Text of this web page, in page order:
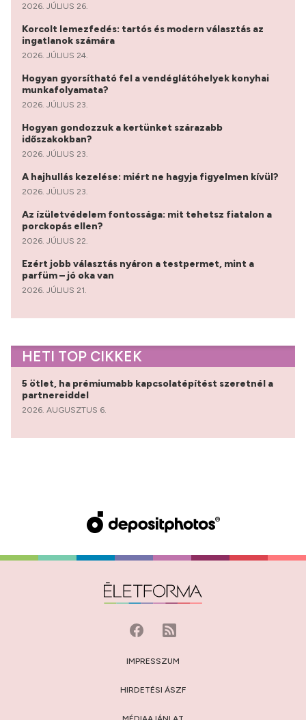
2026. JÚLIUS 26.
Korcolt lemezfedés: tartós és modern választás az
ingatlanok számára
2026. JÚLIUS 24.
Hogyan gyorsítható fel a vendéglátóhelyek konyhai
munkafolyamata?
2026. JÚLIUS 23.
Hogyan gondozzuk a kertünket szárazabb
időszakokban?
2026. JÚLIUS 23.
A hajhullás kezelése: miért ne hagyja figyelmen kívül?
2026. JÚLIUS 23.
Az ízületvédelem fontossága: mit tehetsz fiatalon a
porckopás ellen?
2026. JÚLIUS 22.
Ezért jobb választás nyáron a testpermet, mint a
parfüm – jó oka van
2026. JÚLIUS 21.
HETI TOP CIKKEK
5 ötlet, ha prémiumabb kapcsolatépítést szeretnél a
partnereiddel
2026. AUGUSZTUS 6.
IMPRESSZUM
HIRDETÉSI ÁSZF